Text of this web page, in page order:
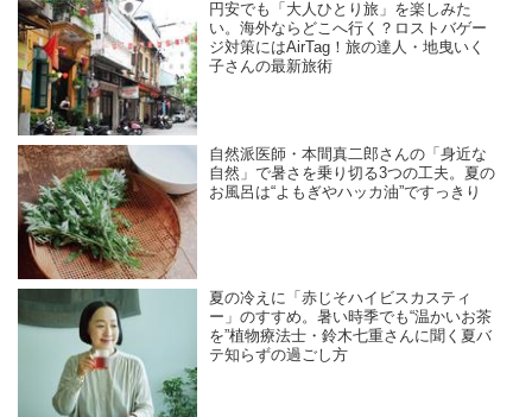
円安でも「大人ひとり旅」を楽しみた
い。海外ならどこへ行く？ロストバゲー
ジ対策にはAirTag！旅の達人・地曳いく
子さんの最新旅術
自然派医師・本間真二郎さんの「身近な
自然」で暑さを乗り切る3つの工夫。夏の
お風呂は“よもぎやハッカ油”ですっきり
夏の冷えに「赤じそハイビスカスティ
ー」のすすめ。暑い時季でも“温かいお茶
を”植物療法士・鈴木七重さんに聞く夏バ
テ知らずの過ごし方